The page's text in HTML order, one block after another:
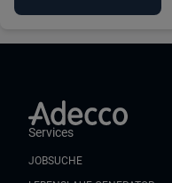
Services
JOBSUCHE